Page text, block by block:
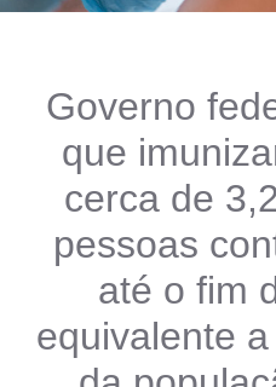
Governo
que
cerca de
pessoas
até o fim
equivalente